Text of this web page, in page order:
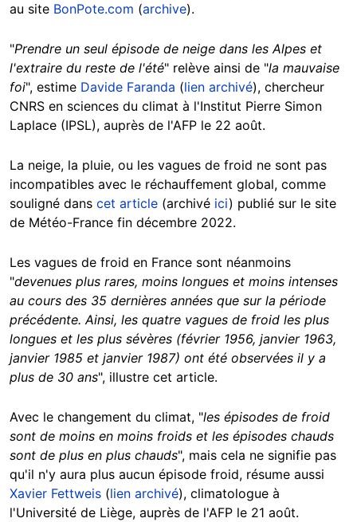
au site BonPote.com (archive).
"Prendre un seul épisode de neige dans les Alpes et
l'extraire du reste de l'été" relève ainsi de "la mauvaise
foi", estime Davide Faranda (lien archivé), chercheur
CNRS en sciences du climat à l'Institut Pierre Simon
Laplace (IPSL), auprès de l'AFP le 22 août.
La neige, la pluie, ou les vagues de froid ne sont pas
incompatibles avec le réchauffement global, comme
souligné dans cet article (archivé ici) publié sur le site
de Météo-France fin décembre 2022.
Les vagues de froid en France sont néanmoins
"devenues plus rares, moins longues et moins intenses
au cours des 35 dernières années que sur la période
précédente. Ainsi, les quatre vagues de froid les plus
longues et les plus sévères (février 1956, janvier 1963,
janvier 1985 et janvier 1987) ont été observées il y a
plus de 30 ans", illustre cet article.
Avec le changement du climat, "les épisodes de froid
sont de moins en moins froids et les épisodes chauds
sont de plus en plus chauds", mais cela ne signifie pas
qu'il n'y aura plus aucun épisode froid, résume aussi
Xavier Fettweis (lien archivé), climatologue à
l'Université de Liège, auprès de l'AFP le 21 août.